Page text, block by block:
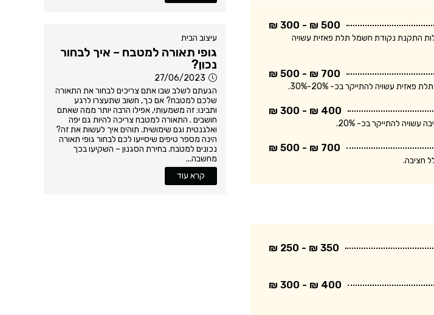
500 ₪ - 300 ₪
פלסטיק או קליפס. עלות התקנת נקודת חשמל תלת פאזית עשויה
700 ₪ - 500 ₪
400 ₪ - 300 ₪
700 ₪ - 500 ₪
חציבה.
350 ₪ - 250 ₪
400 ₪ - 300 ₪
עיצוב הבית
גופי תאורה למטבח – איך לבחור
נכון?
27/06/2023
הגעתם לשלב שבו אתם צריכים לבחור את התאורה
שלכם למטבח? אם כך, חשוב שתעצרו לרגע
ותבינו: זה משמעותי, אפילו הרבה יותר ממה שאתם
חושבים . התאורה למטבח צריכה להיות גם יפה
ואלגנטית וגם שימושית. תוהים איך לעשות את זה?
הינה מספר טיפים שיסייעו לכם לבחור גופי תאורה
נכונים למטבח. בחירת הסגנון – השקיעו בכך
מחשבה...
קרא עוד